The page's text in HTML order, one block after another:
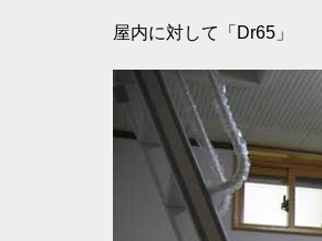
屋内に対して「Dr65」